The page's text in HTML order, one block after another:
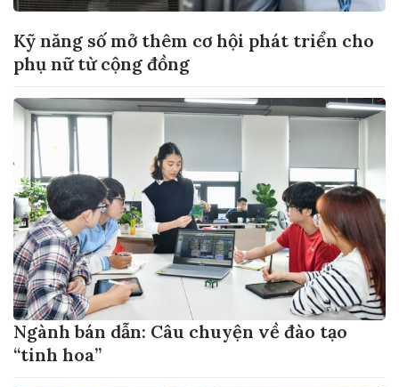
Kỹ năng số mở thêm cơ hội phát triển cho
phụ nữ từ cộng đồng
Ngành bán dẫn: Câu chuyện về đào tạo
“tinh hoa”